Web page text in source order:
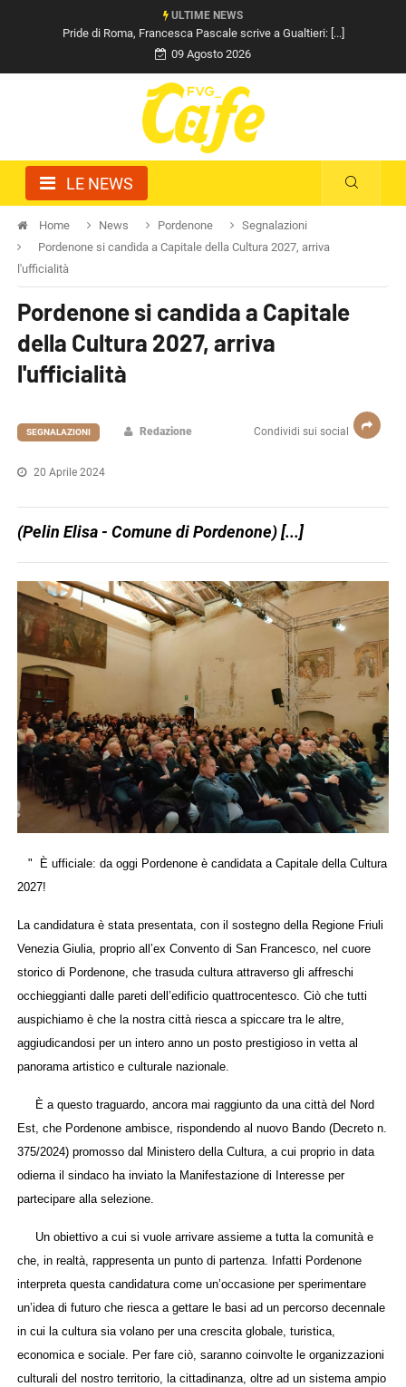
ULTIME NEWS
Pride di Roma, Francesca Pascale scrive a Gualtieri: [...]
09 Agosto 2026
LE NEWS
Home News Pordenone
Segnalazioni
Pordenone si candida a Capitale della Cultura 2027, arriva
l'ufficialità
Pordenone si candida a Capitale
della Cultura 2027, arriva
l'ufficialità
Condividi sui social
SEGNALAZIONI Redazione
20 Aprile 2024
(Pelin Elisa - Comune di Pordenone) [...]
" È ufficiale: da oggi Pordenone è candidata a Capitale della Cultura
2027!
La candidatura è stata presentata, con il sostegno della Regione Friuli
Venezia Giulia, proprio all’ex Convento di San Francesco, nel cuore
storico di Pordenone, che trasuda cultura attraverso gli affreschi
occhieggianti dalle pareti dell’edificio quattrocentesco. Ciò che tutti
auspichiamo è che la nostra città riesca a spiccare tra le altre,
aggiudicandosi per un intero anno un posto prestigioso in vetta al
panorama artistico e culturale nazionale.
È a questo traguardo, ancora mai raggiunto da una città del Nord
Est, che Pordenone ambisce, rispondendo al nuovo Bando (Decreto n.
375/2024) promosso dal Ministero della Cultura, a cui proprio in data
odierna il sindaco ha inviato la Manifestazione di Interesse per
partecipare alla selezione.
Un obiettivo a cui si vuole arrivare assieme a tutta la comunità e
che, in realtà, rappresenta un punto di partenza. Infatti Pordenone
interpreta questa candidatura come un’occasione per sperimentare
un’idea di futuro che riesca a gettare le basi ad un percorso decennale
in cui la cultura sia volano per una crescita globale, turistica,
economica e sociale. Per fare ciò, saranno coinvolte le organizzazioni
culturali del nostro territorio, la cittadinanza, oltre ad un sistema ampio